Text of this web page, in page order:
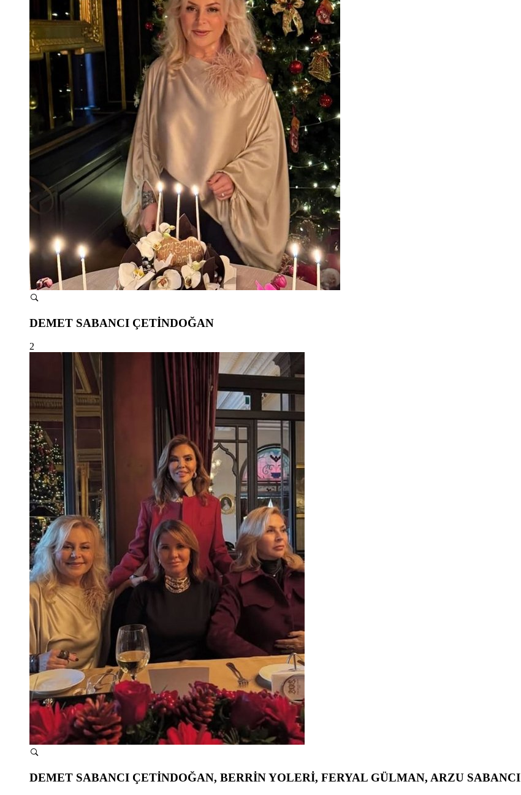
DEMET SABANCI ÇETİNDOĞAN
2
DEMET SABANCI ÇETİNDOĞAN, BERRİN YOLERİ, FERYAL GÜLMAN, ARZU SABANCI